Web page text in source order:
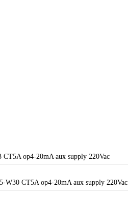
CT5A op4-20mA aux supply 220Vac
W30 CT5A op4-20mA aux supply 220Vac